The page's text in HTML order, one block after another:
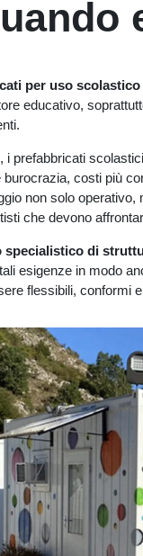
per uso scolastico
educativo,
i prefabbricati
burocrazia, costi più
non solo
che devono
specialistico di
esigenze in modo
flessibili, conformi